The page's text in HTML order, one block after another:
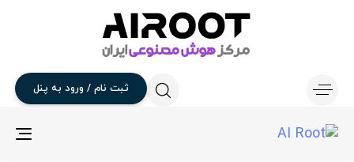
ثبت نام / ورود به پنل